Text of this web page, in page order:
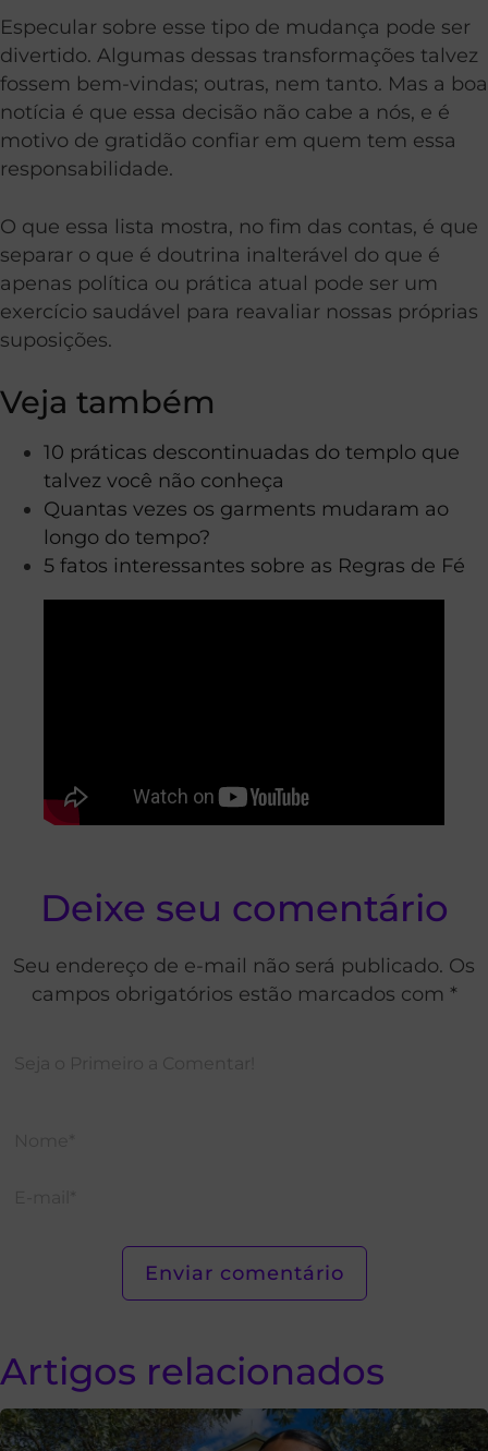
Especular sobre esse tipo de mudança pode ser
divertido. Algumas dessas transformações talvez
fossem bem-vindas; outras, nem tanto. Mas a boa
notícia é que essa decisão não cabe a nós, e é
motivo de gratidão confiar em quem tem essa
responsabilidade.
O que essa lista mostra, no fim das contas, é que
separar o que é doutrina inalterável do que é
apenas política ou prática atual pode ser um
exercício saudável para reavaliar nossas próprias
suposições.
Veja também
10 práticas descontinuadas do templo que
talvez você não conheça
Quantas vezes os garments mudaram ao
longo do tempo?
5 fatos interessantes sobre as Regras de Fé
Deixe seu comentário
Seu endereço de e-mail não será publicado. Os
campos obrigatórios estão marcados com *
Artigos relacionados